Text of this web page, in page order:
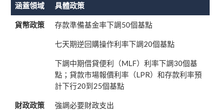
涵蓋領域 具體政策
貨幣政策 存款準備基金率下調50個基點
七天期逆回購操作利率下調20個基點
下調中期借貸便利（MLF）利率下調30個基
點；貸款市場報價利率（LPR）和存款利率預
計下行20到25個基點
財政政策 強調必要財政支出